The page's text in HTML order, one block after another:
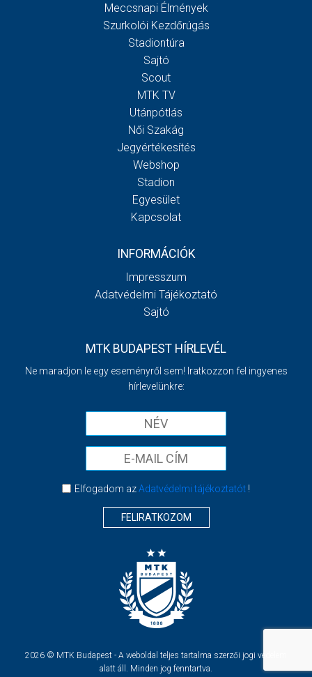
Meccsnapi Élmények
Szurkolói Kezdőrúgás
Stadiontúra
Sajtó
Scout
MTK TV
Utánpótlás
Női Szakág
Jegyértékesítés
Webshop
Stadion
Egyesület
Kapcsolat
INFORMÁCIÓK
Impresszum
Adatvédelmi Tájékoztató
Sajtó
MTK BUDAPEST HÍRLEVÉL
Ne maradjon le egy eseményről sem! Iratkozzon fel ingyenes
hírlevelünkre:
Elfogadom azAdatvédelmi tájékoztatót!
FELIRATKOZOM
2026 © MTK Budapest - A weboldal teljes tartalma szerzői jogi védelem
alatt áll. Minden jog fenntartva.